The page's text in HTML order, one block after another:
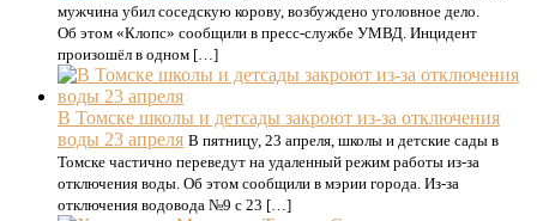
мужчина убил соседскую корову, возбуждено уголовное дело.
Об этом «Клопс» сообщили в пресс-службе УМВД. Инцидент
произошёл в одном […]
В Томске школы и детсады закроют из-за отключения
воды 23 апреля В пятницу, 23 апреля, школы и детские сады в
Томске частично переведут на удаленный режим работы из-за
отключения воды. Об этом сообщили в мэрии города. Из-за
отключения водовода №9 с 23 […]